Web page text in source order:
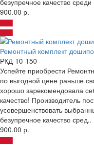
безупречное качество среди
900.00 р.
Ремонтный комплект
РКД-10-150
Успейте приобрести
по выгодной цене раньше
хорошо зарекомендовала
качество! Производитель
усовершенствовать
безупречное качество сред..
900.00 р.